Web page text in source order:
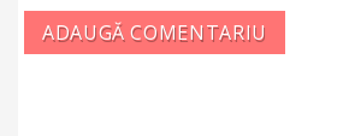
ADAUGĂ COMENTARIU